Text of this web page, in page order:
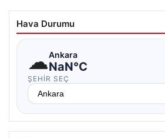
Hava Durumu
☁Ankara
NaN°C
ŞEHIR SEÇ